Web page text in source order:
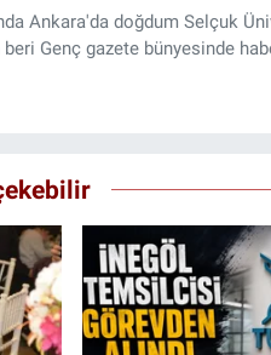
Ankara'da doğdum Selçuk
beri Genç gazete bünyesinde